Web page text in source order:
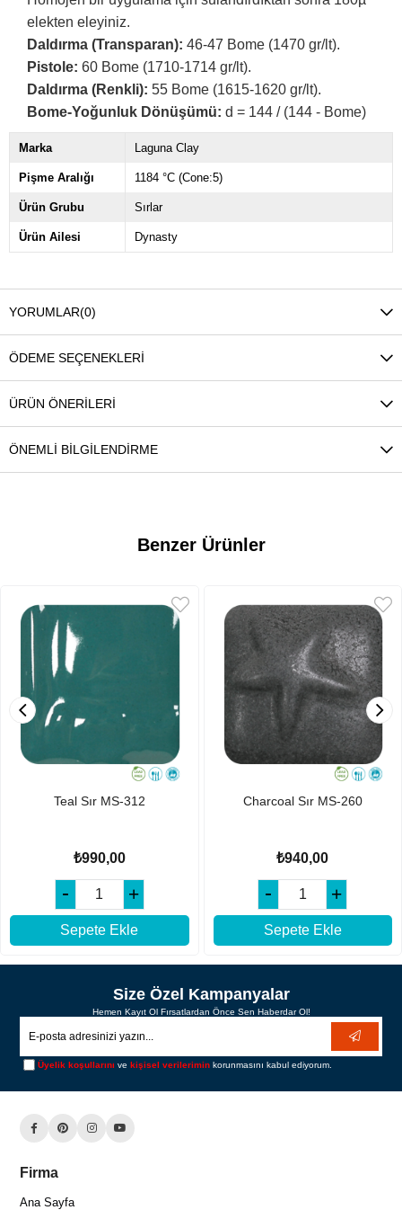
elekten eleyiniz.
Daldırma (Transparan): 46-47 Bome (1470 gr/lt).
Pistole: 60 Bome (1710-1714 gr/lt).
Daldırma (Renkli): 55 Bome (1615-1620 gr/lt).
Bome-Yoğunluk Dönüşümü: d = 144 / (144 - Bome)
Marka Laguna Clay
Pişme Aralığı 1184 °C (Cone:5)
Ürün Grubu Sırlar
Ürün Ailesi Dynasty
YORUMLAR(0)
ÖDEME SEÇENEKLERI
ÜRÜN ÖNERILERI
ÖNEMLI BILGILENDIRME
Benzer Ürünler
Teal Sır MS-312
₺990,00
Sepete Ekle
Charcoal Sır MS-260
₺940,00
Sepete Ekle
Size Özel Kampanyalar
Hemen Kayıt Ol Fırsatlardan Önce Sen Haberdar Ol!
Üyelik koşullarını vekişisel verilerimin korunmasını kabul ediyorum.
Firma
Ana Sayfa